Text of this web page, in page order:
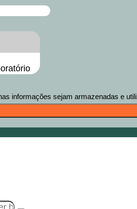
informações sejam armazenadas e